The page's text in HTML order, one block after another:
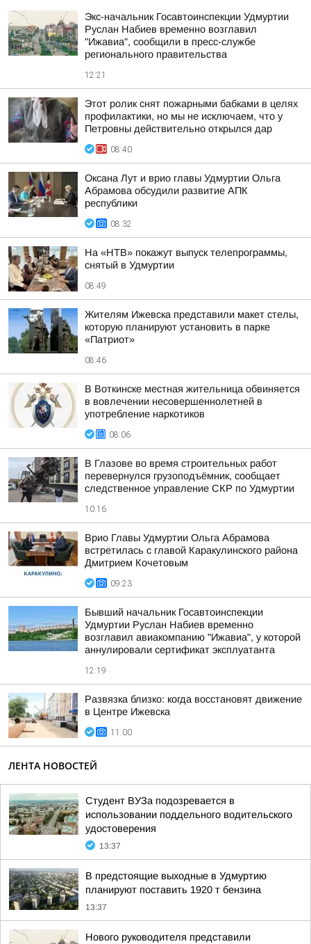
Экс-начальник Госавтоинспекции Удмуртии
Руслан Набиев временно возглавил
"Ижавиа", сообщили в пресс-службе
регионального правительства
12:21
Этот ролик снят пожарными бабками в целях
профилактики, но мы не исключаем, что у
Петровны действительно открылся дар
08:40
Оксана Лут и врио главы Удмуртии Ольга
Абрамова обсудили развитие АПК
республики
08:32
На «НТВ» покажут выпуск телепрограммы,
снятый в Удмуртии
08:49
Жителям Ижевска представили макет стелы,
которую планируют установить в парке
«Патриот»
08:46
В Воткинске местная жительница обвиняется
в вовлечении несовершеннолетней в
употребление наркотиков
08:06
В Глазове во время строительных работ
перевернулся грузоподъёмник, сообщает
следственное управление СКР по Удмуртии
10:16
Врио Главы Удмуртии Ольга Абрамова
встретилась с главой Каракулинского района
Дмитрием Кочетовым
09:23
Бывший начальник Госавтоинспекции
Удмуртии Руслан Набиев временно
возглавил авиакомпанию "Ижавиа", у которой
аннулировали сертификат эксплуатанта
12:19
Развязка близко: когда восстановят движение
в Центре Ижевска
11:00
ЛЕНТА НОВОСТЕЙ
Студент ВУЗа подозревается в
использовании поддельного водительского
удостоверения
13:37
В предстоящие выходные в Удмуртию
планируют поставить 1920 т бензина
13:37
Нового руководителя представили